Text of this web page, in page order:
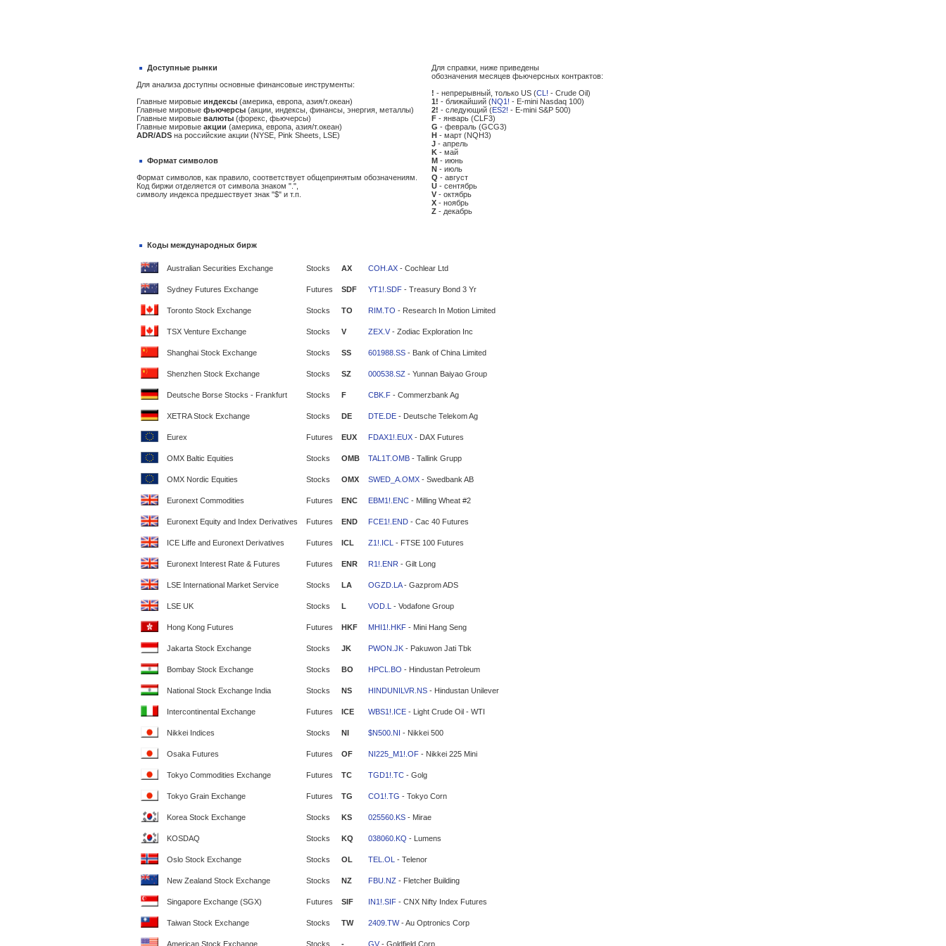
Доступные рынки
Для анализа доступны основные финансовые инструменты:
Главные мировые индексы (америка, европа, азия/т.океан)
Главные мировые фьючерсы (акции, индексы, финансы, энергия, металлы)
Главные мировые валюты (форекс, фьючерсы)
Главные мировые акции (америка, европа, азия/т.океан)
ADR/ADS на российские акции (NYSE, Pink Sheets, LSE)
Формат символов
Формат символов, как правило, соответствует общепринятым обозначениям.
Код биржи отделяется от символа знаком ".",
символу индекса предшествует знак "$" и т.п.
Для справки, ниже приведены
обозначения месяцев фьючерсных контрактов:
! - непрерывный, только US (CL! - Crude Oil)
1! - ближайший (NQ1! - E-mini Nasdaq 100)
2! - следующий (ES2! - E-mini S&P 500)
F - январь (CLF3)
G - февраль (GCG3)
H - март (NQH3)
J - апрель
K - май
M - июнь
N - июль
Q - август
U - сентябрь
V - октябрь
X - ноябрь
Z - декабрь
Коды международных бирж
Australian Securities Exchange Stocks AX COH.AX - Cochlear Ltd
Sydney Futures Exchange Futures SDF YT1!.SDF - Treasury Bond 3 Yr
Toronto Stock Exchange Stocks TO RIM.TO - Research In Motion Limited
TSX Venture Exchange Stocks V ZEX.V - Zodiac Exploration Inc
Shanghai Stock Exchange Stocks SS 601988.SS - Bank of China Limited
Shenzhen Stock Exchange Stocks SZ 000538.SZ - Yunnan Baiyao Group
Deutsche Borse Stocks - Frankfurt Stocks F CBK.F - Commerzbank Ag
XETRA Stock Exchange Stocks DE DTE.DE - Deutsche Telekom Ag
Eurex Futures EUX FDAX1!.EUX - DAX Futures
OMX Baltic Equities Stocks OMB TAL1T.OMB - Tallink Grupp
OMX Nordic Equities Stocks OMX SWED_A.OMX - Swedbank AB
Euronext Commodities Futures ENC EBM1!.ENC - Milling Wheat #2
Euronext Equity and Index Derivatives Futures END FCE1!.END - Cac 40 Futures
ICE Liffe and Euronext Derivatives Futures ICL Z1!.ICL - FTSE 100 Futures
Euronext Interest Rate & Futures Futures ENR R1!.ENR - Gilt Long
LSE International Market Service Stocks LA OGZD.LA- Gazprom ADS
LSE UK Stocks L VOD.L - Vodafone Group
Hong Kong Futures Futures HKF MHI1!.HKF - Mini Hang Seng
Jakarta Stock Exchange Stocks JK PWON.JK - Pakuwon Jati Tbk
Bombay Stock Exchange Stocks BO HPCL.BO - Hindustan Petroleum
National Stock Exchange India Stocks NS HINDUNILVR.NS - Hindustan Unilever
Intercontinental Exchange Futures ICE WBS1!.ICE - Light Crude Oil - WTI
Nikkei Indices Stocks NI $N500.NI - Nikkei 500
Osaka Futures Futures OF NI225_M1!.OF - Nikkei 225 Mini
Tokyo Commodities Exchange Futures TC TGD1!.TC - Golg
Tokyo Grain Exchange Futures TG CO1!.TG - Tokyo Corn
Korea Stock Exchange Stocks KS 025560.KS - Mirae
KOSDAQ Stocks KQ 038060.KQ - Lumens
Oslo Stock Exchange Stocks OL TEL.OL - Telenor
New Zealand Stock Exchange Stocks NZ FBU.NZ - Fletcher Building
Singapore Exchange (SGX) Futures SIF IN1!.SIF - CNX Nifty Index Futures
Taiwan Stock Exchange Stocks TW 2409.TW- Au Optronics Corp
American Stock Exchange Stocks - GV - Goldfield Corp